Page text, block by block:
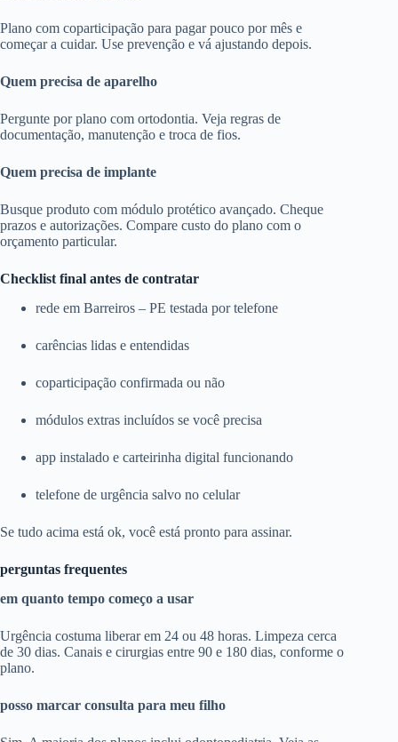
Plano com coparticipação para pagar pouco por mês e
começar a cuidar. Use prevenção e vá ajustando depois.
Quem precisa de aparelho
Pergunte por plano com ortodontia. Veja regras de
documentação, manutenção e troca de fios.
Quem precisa de implante
Busque produto com módulo protético avançado. Cheque
prazos e autorizações. Compare custo do plano com o
orçamento particular.
Checklist final antes de contratar
rede em Barreiros – PE testada por telefone
carências lidas e entendidas
coparticipação confirmada ou não
módulos extras incluídos se você precisa
app instalado e carteirinha digital funcionando
telefone de urgência salvo no celular
Se tudo acima está ok, você está pronto para assinar.
perguntas frequentes
em quanto tempo começo a usar
Urgência costuma liberar em 24 ou 48 horas. Limpeza cerca
de 30 dias. Canais e cirurgias entre 90 e 180 dias, conforme o
plano.
posso marcar consulta para meu filho